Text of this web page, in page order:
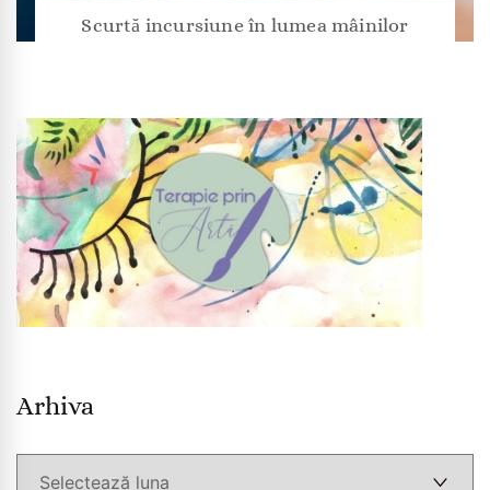
Scurtă incursiune în lumea mâinilor
Arhiva